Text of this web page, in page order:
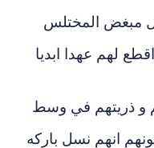
مبغض المختلس
عهدا ابديا
ذريتهم في وسط
انهم نسل باركه